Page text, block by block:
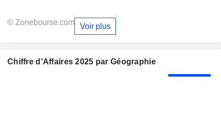
© Zonebourse.com Voir plus
Chiffre d'Affaires 2025 par Géographie